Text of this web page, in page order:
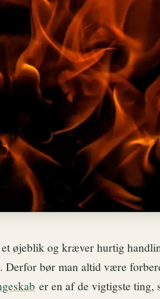
et øjeblik og kræver hurtig
Derfor bør man altid være
er en af de vigtigste ting,